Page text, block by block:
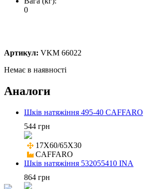
0
Артикул: VKM 66022
Немає в наявності
Аналоги
Шків натяжіння 495-40 CAFFARO
544 грн
17X60/65X30
CAFFARO
Шків натяжіння 532055410 INA
864 грн